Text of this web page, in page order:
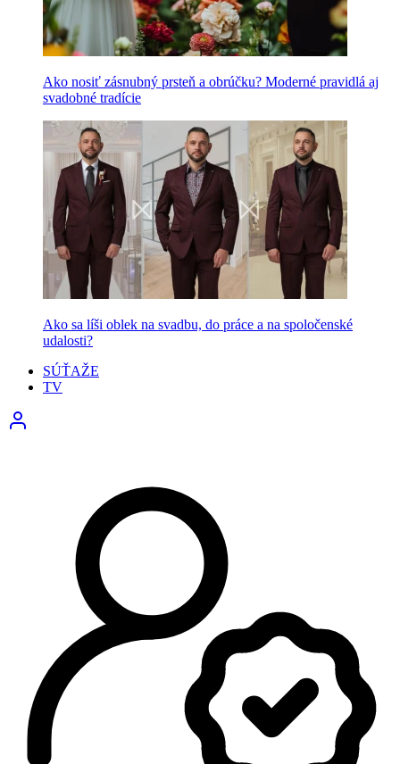
Ako nosiť zásnubný prsteň a obrúčku? Moderné pravidlá aj
svadobné tradície
Ako sa líši oblek na svadbu, do práce a na spoločenské
udalosti?
SÚŤAŽE
TV